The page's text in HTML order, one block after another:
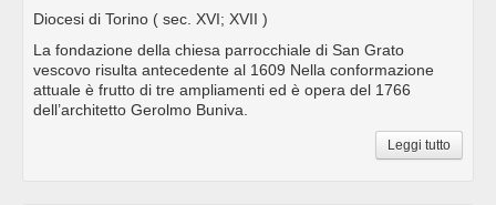
Diocesi di Torino ( sec. XVI; XVII )
La fondazione della chiesa parrocchiale di San Grato
vescovo risulta antecedente al 1609 Nella conformazione
attuale è frutto di tre ampliamenti ed è opera del 1766
dell’architetto Gerolmo Buniva.
Leggi tutto